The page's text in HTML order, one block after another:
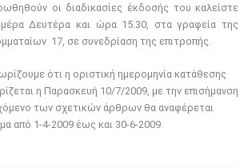
οι διαδικασίες έκδοσής του καλείστε
Δευτέρα και ώρα 15.30, στα γραφεία της
17, σε συνεδρίαση της επιτροπής.
ότι η οριστική ημερομηνία κατάθεσης
η Παρασκευή 10/7/2009, με την επισήμανση
των σχετικών άρθρων θα αναφέρεται
από 1-4-2009 έως και 30-6-2009.